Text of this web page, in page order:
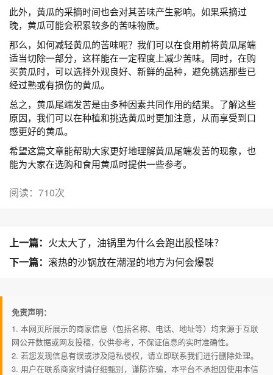
此外，黄瓜的采摘时间也会对其苦味产生影响。如果采摘过
晚，黄瓜可能会积累较多的苦味物质。
那么，如何减轻黄瓜的苦味呢？我们可以在食用前将黄瓜尾端
适当切除一部分，这样能在一定程度上减少苦味。同时，在购
买黄瓜时，可以选择外观良好、新鲜的品种，避免挑选那些已
经过熟或有损伤的黄瓜。
总之，黄瓜尾端发苦是由多种因素共同作用的结果。了解这些
原因，我们可以在种植和挑选黄瓜时更加注意，从而享受到口
感更好的黄瓜。
希望这篇文章能帮助大家更好地理解黄瓜尾端发苦的现象，也
能为大家在选购和食用黄瓜时提供一些参考。
阅读：710次
上一篇： 火太大了，油锅里为什么会跑出股怪味？
下一篇： 滚热的沙锅放在潮湿的地方为何会爆裂
免责声明：
1. 本网页所展示的商家信息（包括名称、电话、地址等）均来源于互联
网公开数据或网友投稿，仅供参考，不保证信息的实时准确性。
2. 若您发现信息有误或涉及隐私侵权，请立即联系我们进行删除处理。
3. 用户在联系商家时请仔细甄别，谨防诈骗，本平台不承担因使用本信